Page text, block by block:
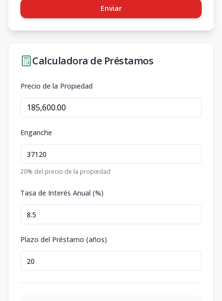
Enviar
Calculadora de Préstamos
Precio de la Propiedad
Enganche
20% del precio de la propiedad
Tasa de Interés Anual (%)
Plazo del Préstamo (años)